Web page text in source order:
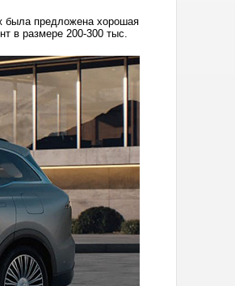
была предложена хорошая
в размере 200-300 тыс.